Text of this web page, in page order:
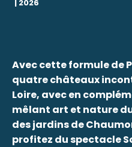
| 2026
Avec cette formule de
quatre châteaux
Loire, avec en
mêlant art et nature
des jardins de
profitez du spectacle